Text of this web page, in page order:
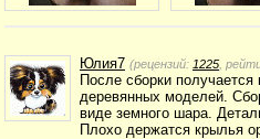
Юлия7 (рецензий: 1225 ,
После сборки
деревянных моделей.
виде земного шара.
Плохо держатся крылья